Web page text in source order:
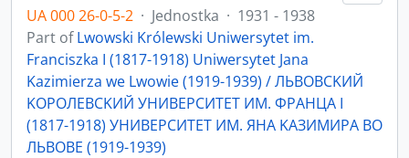
UA 000 26-0-5-2 · Jednostka · 1931 - 1938
Part ofLwowski Królewski Uniwersytet im.
Franciszka I (1817-1918) Uniwersytet Jana
Kazimierza we Lwowie (1919-1939) / ЛЬBOBCKИЙ
KOPOЛEBCKИЙ УНИBEPCИTET ИМ. ФPAНЦA I
(1817-1918) УНИBEPCИTET ИМ. ЯНA KAЗИМИPA ВO
ЛЬBOBE (1919-1939)